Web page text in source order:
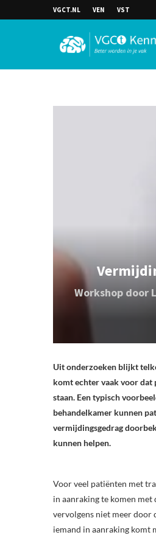
VGCT.NL VEN VST
Workshop door
Uit onderzoeken blijkt
komt echter vaak voor dat
staan. Een typisch
behandelkamer kunnen
vermijdingsgedrag
kunnen helpen.
Voor veel patiënten met
in aanraking te komen
vervolgens niet meer door
iemand in aanraking komt